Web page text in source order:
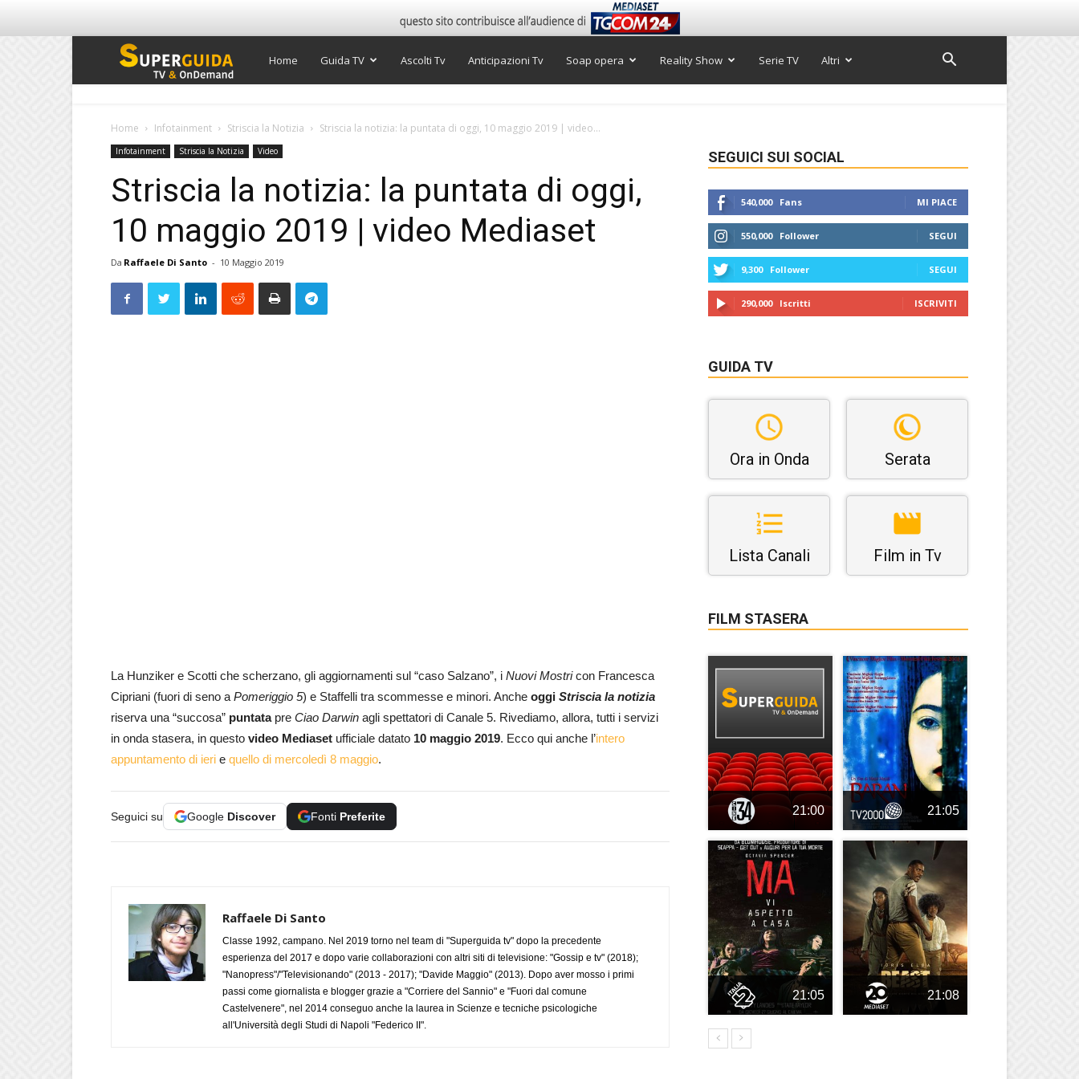
Super
TV
Home Guida TV Ascolti Tv Anticipazioni Tv Soap opera Reality Show Serie TV Altri
Home Infotainment Striscia la Notizia Striscia la notizia: la puntata di oggi, 10 maggio 2019 | video...
Infotainment Striscia la Notizia Video
Striscia la notizia: la puntata di oggi,
10 maggio 2019 | video Mediaset
Da Raffaele Di Santo - 10 Maggio 2019
La Hunziker e Scotti che scherzano, gli aggiornamenti sul “caso Salzano”, i Nuovi Mostricon Francesca
Cipriani (fuori di seno a Pomeriggio 5) e Staffelli tra scommesse e minori. Anche oggi Striscia la notizia
riserva una “succosa” puntatapre Ciao Darwin agli spettatori di Canale 5. Rivediamo, allora, tutti i servizi
in onda stasera, in questo video Mediaset ufficiale datato 10 maggio 2019. Ecco qui anche l’intero
appuntamento di ieri e quello di mercoledì 8 maggio.
Seguici su Google Discover Fonti Preferite
Raffaele Di Santo
Classe 1992, campano. Nel 2019 torno nel team di "Superguida tv" dopo la precedente
esperienza del 2017 e dopo varie collaborazioni con altri siti di televisione: "Gossip e tv" (2018);
"Nanopress"/"Televisionando" (2013 - 2017); "Davide Maggio" (2013). Dopo aver mosso i primi
passi come giornalista e blogger grazie a "Corriere del Sannio" e "Fuori dal comune
Castelvenere", nel 2014 conseguo anche la laurea in Scienze e tecniche psicologiche
all'Università degli Studi di Napoli "Federico II".
SEGUICI SUI SOCIAL
540,000 Fans MI PIACE
550,000 Follower SEGUI
9,300 Follower SEGUI
290,000 Iscritti ISCRIVITI
GUIDA TV
Ora in Onda Serata
Lista Canali Film in Tv
FILM STASERA
21:00 21:05
21:05 21:08